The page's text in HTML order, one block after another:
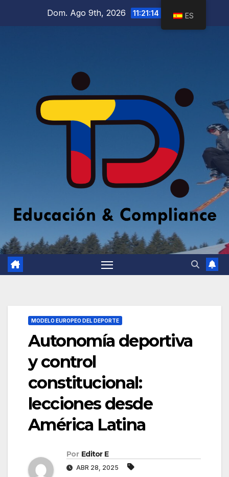
Dom. Ago 9th, 2026 11:21:15 AM
MODELO EUROPEO DEL DEPORTE
Autonomía deportiva
y control
constitucional:
lecciones desde
América Latina
Por Editor E
ABR 28, 2025
ES